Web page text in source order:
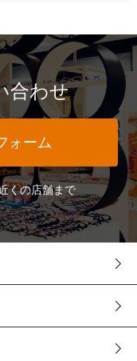
合わせ
ォーム
くの店舗まで